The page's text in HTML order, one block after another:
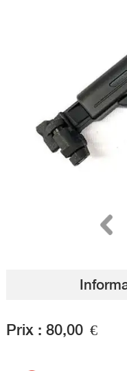
Prix : 80,00 €